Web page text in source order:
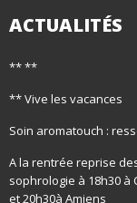
ACTUALITÉS
** **
** Vive les vacances
Soin aromatouch :
A la rentrée reprise
sophrologie à 18h30 à
et 20h30à Amiens